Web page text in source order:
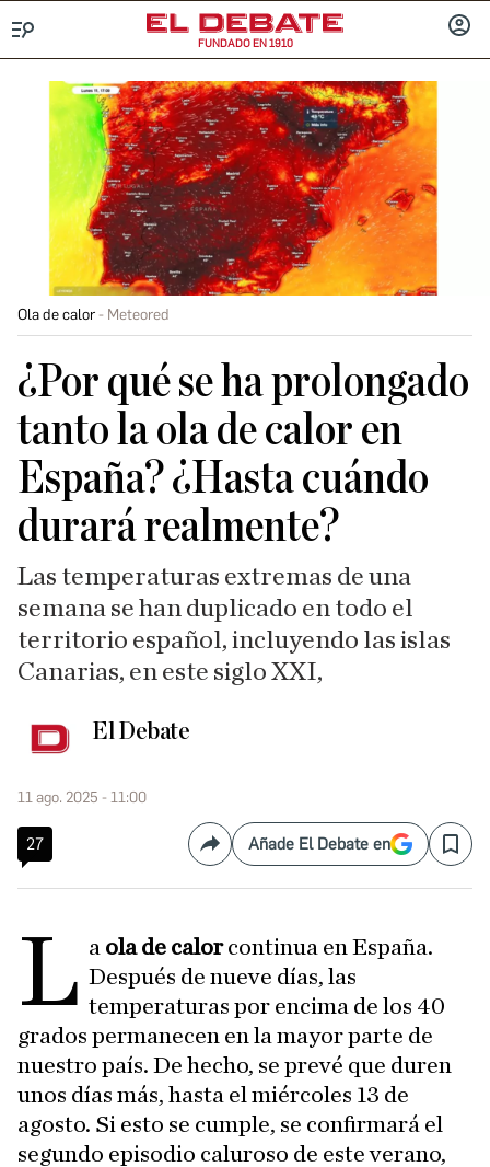
FUNDADO EN 1910
Ola de calor Meteored
¿Por qué se ha prolongado
tanto la ola de calor en
España? ¿Hasta cuándo
durará realmente?
Las temperaturas extremas de una
semana se han duplicado en todo el
territorio español, incluyendo las islas
Canarias, en este siglo XXI,
El Debate
11 ago. 2025 - 11:00
27 CompartirAñade El Debate en Save
L a ola de calorcontinua en España.
Después de nueve días, las
temperaturas por encima de los 40
grados permanecen en la mayor parte de
nuestro país. De hecho, se prevé que duren
unos días más, hasta el miércoles 13 de
agosto. Si esto se cumple, se confirmará el
segundo episodio caluroso de este verano,